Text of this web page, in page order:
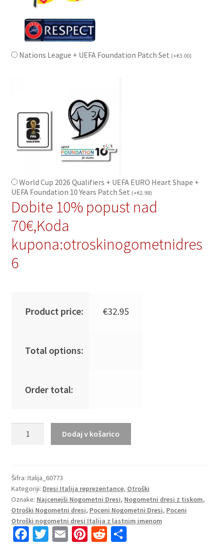
Nations League + UEFA Foundation Patch Set (+€3.00)
World Cup 2026 Qualifiers + UEFA EURO Heart Shape +
UEFA Foundation 10 Years Patch Set (+€2.98)
Dobite 10% popust nad
70€,Koda
kupona:otroskinogometnidres
6
Product price: €32.95
Total options:
Order total:
Vratar
Gostujoči
2023
Kratek
Rokav
+
Dodaj v košarico
Šifra: Italija_60773
Kategoriji: Dresi Italija reprezentance, Otroški
Oznake: Najcenejši Nogometni Dresi, Nogometni dresi z tiskom,
Otroški Nogometni dresi, Poceni Nogometni Dresi, Poceni
Otroški nogometni dresi Italija z lastnim imenom
Fa T E Pi R S